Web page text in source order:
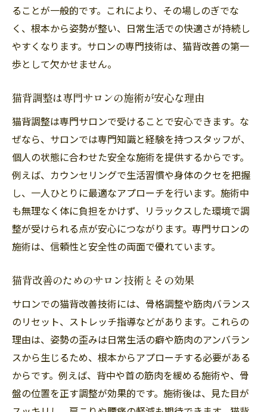
ることが一般的です。これにより、その場しのぎでな
く、根本から姿勢が整い、日常生活での快適さが持続し
やすくなります。サロンの専門技術は、猫背改善の第一
歩として欠かせません。
猫背調整は専門サロンの施術が安心な理由
猫背調整は専門サロンで受けることで安心できます。な
ぜなら、サロンでは専門知識と経験を持つスタッフが、
個人の状態に合わせた安全な施術を提供するからです。
例えば、カウンセリングで生活習慣や身体のクセを把握
し、一人ひとりに最適なアプローチを行います。施術中
も無理なく体に負担をかけず、リラックスした環境で調
整が受けられる点が安心につながります。専門サロンの
施術は、信頼性と安全性の両面で優れています。
猫背改善のためのサロン技術とその効果
サロンでの猫背改善技術には、骨格調整や筋肉バランス
のリセット、ストレッチ指導などがあります。これらの
理由は、姿勢の歪みは日常生活の癖や筋肉のアンバラン
スから生じるため、根本からアプローチする必要がある
からです。例えば、背中や首の筋肉を緩める施術や、骨
盤の位置を正す調整が効果的です。施術後は、見た目が